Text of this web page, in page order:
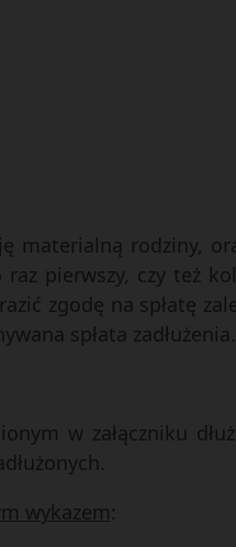
materialną rodziny,
pierwszy, czy też
zgodę na spłatę
spłata zadłużenia.
w załączniku
wykazem: